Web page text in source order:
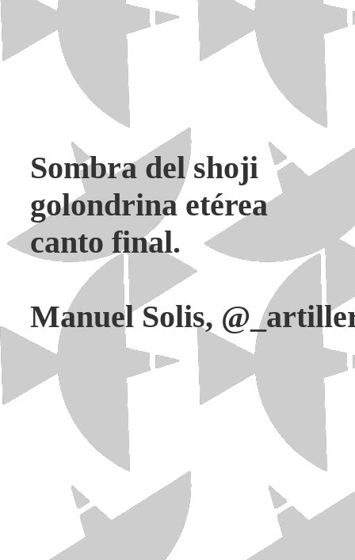
Sombra del shoji
golondrina etérea
canto final.
Manuel Solis,